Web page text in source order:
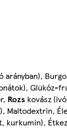
Glükóz-
Rozs kovász
Maltodextrin,
kurkumin),